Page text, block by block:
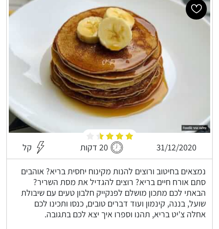
31/12/2020 20 דקות קל
נמצאים בחיטוב ורוצים להנות מקינוח יחסית בריא? אוהבים
סתם אורח חיים בריא? רוצים להגדיל את מסת השריר?
הבאתי לכם מתכון מושלם לפנקייק חלבון טעים עם שיבולת
שועל, בננה, קינמון ועוד דברים טובים, כנסו ותכינו לכם
אחלה צ'יט בריא, תהנו וספרו איך יצא לכם בתגובה.